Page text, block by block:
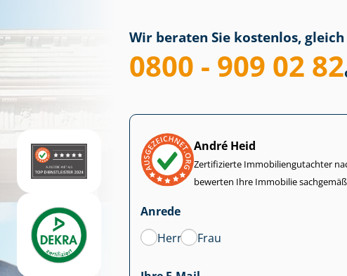
Wir beraten Sie kostenlos,
0800 - 909 02 82
André Heid
Zertifizierte Im­mo­bi­li­en­gut­ach­ter
bewerten Ihre Immobilie
Anrede
Herr
Frau